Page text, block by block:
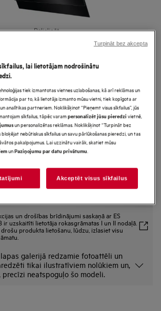
Palielināt
nosūcējs 90 cm
ar Hob2Hood
lapa
SilenceTech nodrošina faktiski nedzirdamu darbību.
likvidē aromātus un uztur svaigu gaisu virtuvē.
un drošības brīdinājumi saskaņā ar ES
ir uzskaitīti lietotāja rokasgrāmatas I un II nodaļā.
produkta lietošanu, lūdzu, izlasiet visu
galerijā redzamie fotoattēli un
tikai ilustratīviem nolūkiem un,
precīzi neatspoguļo šo modeli.
lai lietotājam nodrošinātu
tiek izmantotas vietnes uzlabošanas, kā arī reklāmas un
par to, kā lietotājs izmanto mūsu vietni, tiek kopīgota ar
analītikas partneriem. Noklikšķinot “Pieņemt visus sīkfailus”, jūs
sīkfailus, tāpēc varampersonalizēt jūsu pieredzivietnē,
un personalizētas reklāmas. Noklikšķinot “Turpināt bez
bloķējat nebūtiskus sīkfailus un savu pārlūkošanas pieredzi, un tas
pakalpojumus. Lai uzzinātu vairāk, skatiet mūsu
unPaziņojumu par datu privātumu.
Akceptēt visus sīkfailus
Turpināt bez akcepta